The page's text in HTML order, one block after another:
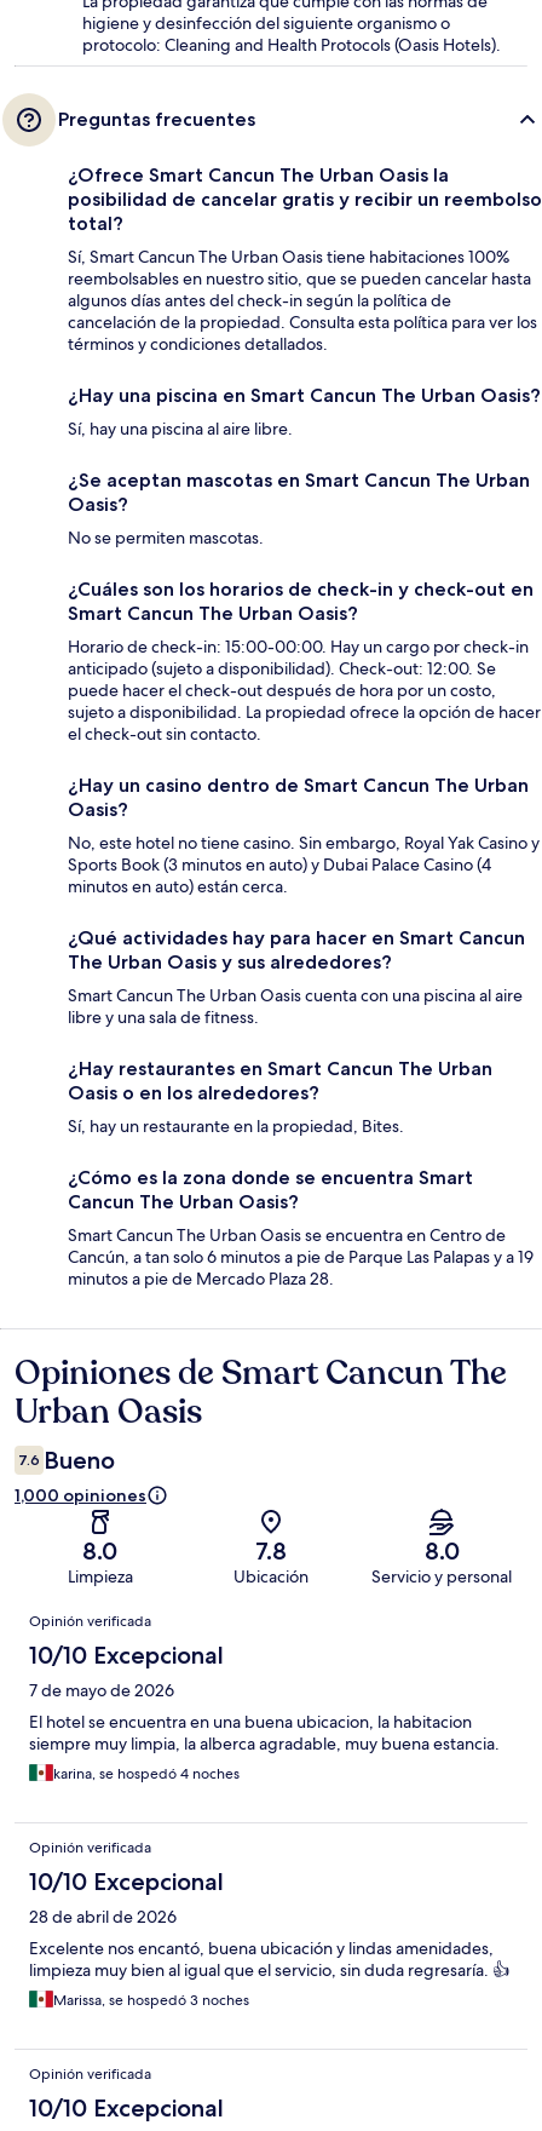
higiene y desinfección del siguiente organismo o
protocolo: Cleaning and Health Protocols (Oasis Hotels).
Preguntas frecuentes
¿Ofrece Smart Cancun The Urban Oasis la
posibilidad de cancelar gratis y recibir un reembolso
total?
Sí, Smart Cancun The Urban Oasis tiene habitaciones 100%
reembolsables en nuestro sitio, que se pueden cancelar hasta
algunos días antes del check-in según la política de
cancelación de la propiedad. Consulta esta política para ver los
términos y condiciones detallados.
¿Hay una piscina en Smart Cancun The Urban Oasis?
Sí, hay una piscina al aire libre.
¿Se aceptan mascotas en Smart Cancun The Urban
Oasis?
No se permiten mascotas.
¿Cuáles son los horarios de check-in y check-out en
Smart Cancun The Urban Oasis?
Horario de check-in: 15:00-00:00. Hay un cargo por check-in
anticipado (sujeto a disponibilidad). Check-out: 12:00. Se
puede hacer el check-out después de hora por un costo,
sujeto a disponibilidad. La propiedad ofrece la opción de hacer
el check-out sin contacto.
¿Hay un casino dentro de Smart Cancun The Urban
Oasis?
No, este hotel no tiene casino. Sin embargo, Royal Yak Casino y
Sports Book (3 minutos en auto) y Dubai Palace Casino (4
minutos en auto) están cerca.
¿Qué actividades hay para hacer en Smart Cancun
The Urban Oasis y sus alrededores?
Smart Cancun The Urban Oasis cuenta con una piscina al aire
libre y una sala de fitness.
¿Hay restaurantes en Smart Cancun The Urban
Oasis o en los alrededores?
Sí, hay un restaurante en la propiedad, Bites.
¿Cómo es la zona donde se encuentra Smart
Cancun The Urban Oasis?
Smart Cancun The Urban Oasis se encuentra en Centro de
Cancún, a tan solo 6 minutos a pie de Parque Las Palapas y a 19
minutos a pie de Mercado Plaza 28.
Opiniones
Opiniones de Smart Cancun The
Urban Oasis
7.6 Bueno
1,000 opiniones
8.0
Limpieza
7.8
Ubicación
8.0
Servicio y personal
Opiniones
Opinión verificada
10/10 Excepcional
7 de mayo de 2026
El hotel se encuentra en una buena ubicacion, la habitacion
siempre muy limpia, la alberca agradable, muy buena estancia.
karina, se hospedó 4 noches
Opinión verificada
10/10 Excepcional
28 de abril de 2026
Excelente nos encantó, buena ubicación y lindas amenidades,
limpieza muy bien al igual que el servicio, sin duda regresaría. 👍
Marissa, se hospedó 3 noches
Opinión verificada
10/10 Excepcional